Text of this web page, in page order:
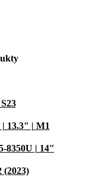
13.3" | M1
8350U | 14"
(2023)